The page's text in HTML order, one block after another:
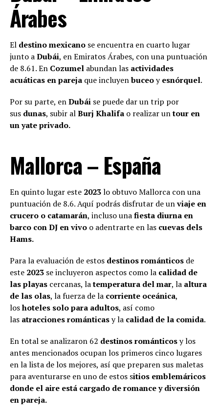
Árabes
El destino mexicano se encuentra en cuarto lugar
junto aDubái, en Emiratos Árabes, con una puntuación
de 8.61. En Cozumel abundan las actividades
acuáticas en pareja que incluyenbuceoyesnórquel.
Por su parte, enDubái se puede dar un trip por
sus dunas, subir alBurj Khalifa o realizar untour en
un yate privado.
Mallorca – España
En quinto lugar este 2023lo obtuvo Mallorca con una
puntuación de 8.6. Aquí podrás disfrutar de unviaje en
crucero o catamarán, incluso unafiesta diurna en
barco con DJ en vivo o adentrarte en las cuevas dels
Hams.
Para la evaluación de estos destinos románticos de
este 2023 se incluyeron aspectos como la calidad de
las playas cercanas, latemperatura del mar, la altura
de las olas, la fuerza de la corriente oceánica,
loshoteles solo para adultos, así como
las atracciones románticasy la calidad de la comida.
En total se analizaron 62 destinos románticosy los
antes mencionados ocupan los primeros cinco lugares
en la lista de los mejores, así que preparen sus maletas
para aventurarse en uno de estos sitios emblemáricos
donde el aire está cargado de romance y diversión
en pareja.